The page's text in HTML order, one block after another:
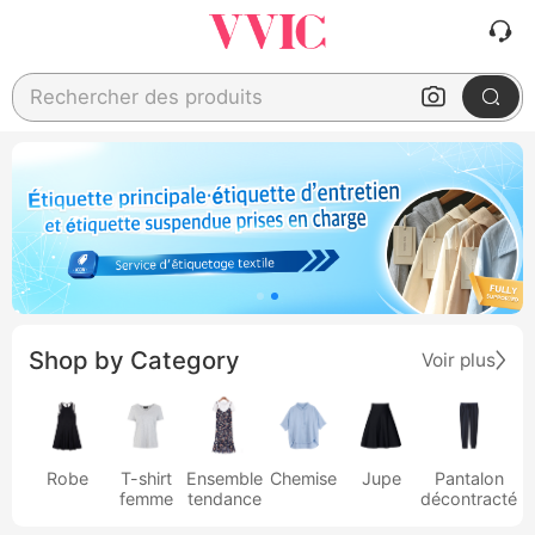
Rechercher des produits
Shop by Category Voir plus
Robe
T-shirt
femme
Ensemble
tendance
Chemise Jupe
Pantalon
décontracté